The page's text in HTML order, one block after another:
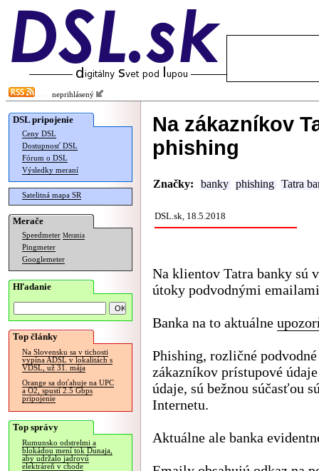
neprihlásený
DSL pripojenie
Ceny DSL
Dostupnosť DSL
Fórum o DSL
Výsledky meraní
Satelitná mapa SR
Merače
Speedmeter Merania
Pingmeter
Googlemeter
Hľadanie
Top články
Na Slovensku sa v tichosti
vypína ADSL v lokalitách s
VDSL, už 31. mája
Orange sa doťahuje na UPC
a O2, spustí 2.5 Gbps
pripojenie
Top správy
Rumunsko odstrelmi a
blokádou mení tok Dunaja,
aby udržalo jadrovú
elektráreň v chode
Na zákazníkov
phishing
Značky: banky phishing Tatra
DSL.sk, 18.5.2018
Na klientov Tatra banky sú
útoky podvodnými
Banka na to aktuálne
Phishing, rozličné
zákazníkov prístupové
údaje, sú bežnou súčasťou
Internetu.
Aktuálne ale banka